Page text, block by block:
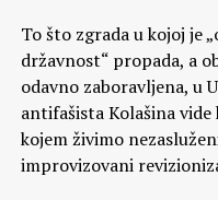
To što zgrada u kojoj je
državnost“ propada, a
odavno zaboravljena, u
antifašista Kolašina vide
kojem živimo
improvizovani